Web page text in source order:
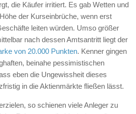
die Käufer irritiert. Es gab Wetten und
der Kurseinbrüche, wenn erst
leiten würden. Umso größer
nach dessen Amtsantritt liegt der
von 20.000 Punkten. Kenner gingen
beinahe pessimistischen
eben die Ungewissheit dieses
in die Aktienmärkte fließen lässt.
so schienen viele Anleger zu